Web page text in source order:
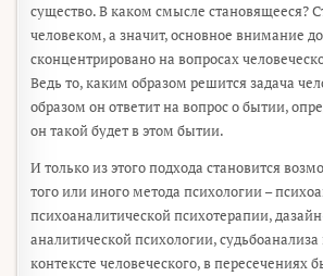
существо. В каком смысле становящееся?
человеком, а значит, основное внимание
сконцентрировано на вопросах
Ведь то, каким образом решится задача
образом он ответит на вопрос о бытии,
он такой будет в этом бытии.
И только из этого подхода становится
того или иного метода психологии –
психоаналитической психотерапии,
аналитической психологии,
контексте человеческого, в пересечениях